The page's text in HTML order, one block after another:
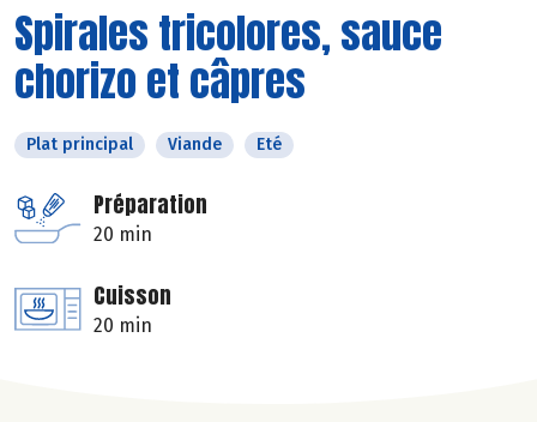
Spirales tricolores, sauce
chorizo et câpres
Plat principal Viande Eté
Préparation
20 min
Cuisson
20 min